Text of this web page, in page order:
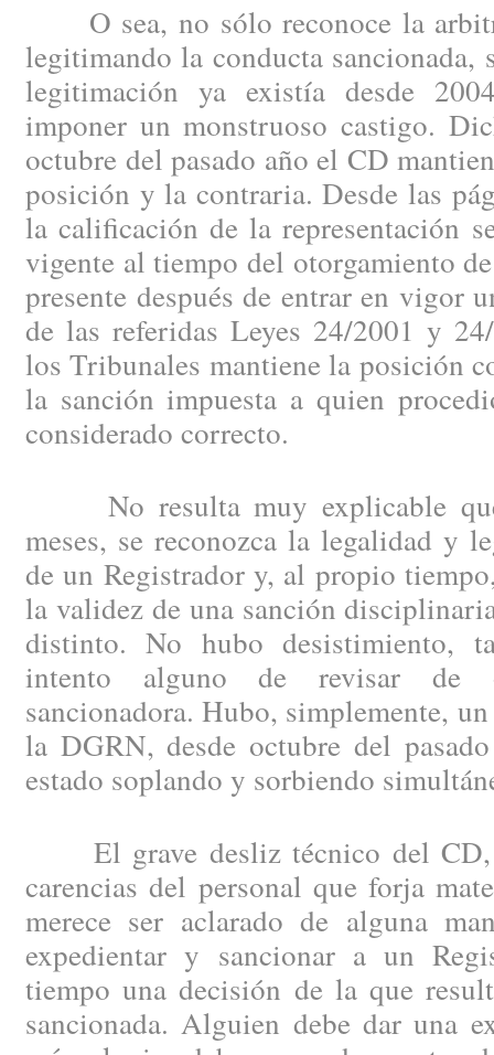
O sea, no sólo reconoce la
legitimando la conducta sancionada,
legitimación ya existía desde
imponer un monstruoso castigo.
octubre del pasado año el CD
posición y la contraria. Desde las
la calificación de la representación
vigente al tiempo del otorgamiento
presente después de entrar en vigor
de las referidas Leyes 24/2001 y
los Tribunales mantiene la posición
la sanción impuesta a quien
considerado correcto.
No resulta muy explicable
meses, se reconozca la legalidad y
de un Registrador y, al propio
la validez de una sanción
distinto. No hubo desistimiento,
intento alguno de revisar de
sancionadora. Hubo, simplemente,
la DGRN, desde octubre del
estado soplando y sorbiendo
El grave desliz técnico del CD,
carencias del personal que forja
merece ser aclarado de alguna
expedientar y sancionar a un
tiempo una decisión de la que
sancionada. Alguien debe dar una